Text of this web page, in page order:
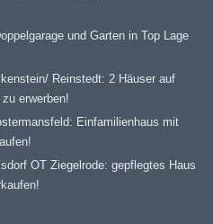
und Garten in Top Lage
Reinstedt: 2 Häuser auf
erwerben!
Einfamilienhaus mit
OT Ziegelrode: gepflegtes Haus